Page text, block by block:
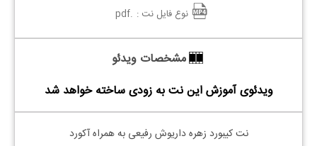
نوع فایل نت : .pdf
مشخصات ویدئو
ویدئوی آموزش این نت به زودی ساخته خواهد شد
نت کیبورد زهره داریوش رفیعی به همراه آکورد